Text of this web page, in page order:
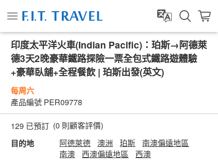
印度太平洋火車(Indian Pacific)：珀斯→阿德萊
德3天2晚豪華鐵路探險一票全包式鐵路遊體驗
+豪華臥舖+全程餐飲 | 珀斯出發(英文)
每周六
產品編號 PER09778
129 已預訂 (0 則顧客評價)
目的地
阿德萊德 澳洲 珀斯
南澳偏遠地區
南澳
西澳偏遠地區
西澳